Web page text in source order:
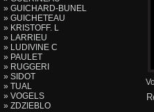
» GUICHARD-BUNEL
» GUICHETEAU
» KRISTOFF. L
» LARRIEU
» LUDIVINE C
» PAULET
» RUGGERI
» SIDOT
» TUAL
» VOGELS
» ZDZIEBLO